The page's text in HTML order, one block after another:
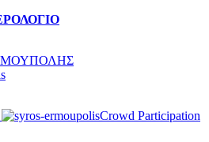
Crowd Participation